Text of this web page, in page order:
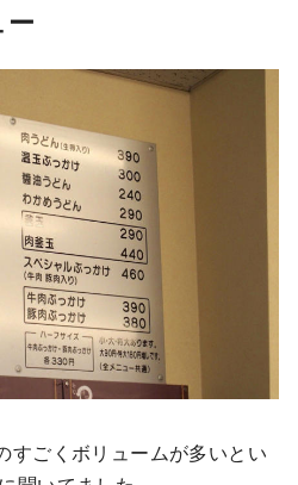
すごくボリュームが多いとい